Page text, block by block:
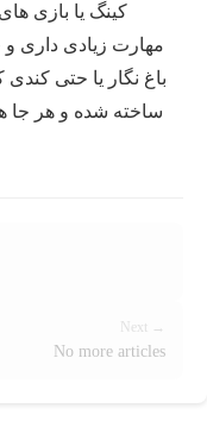
کینگ یا بازی
مهارت زیادی داری و
باغ نگار یا حتی
ساخته شده و هر جا
Next →
No more articles